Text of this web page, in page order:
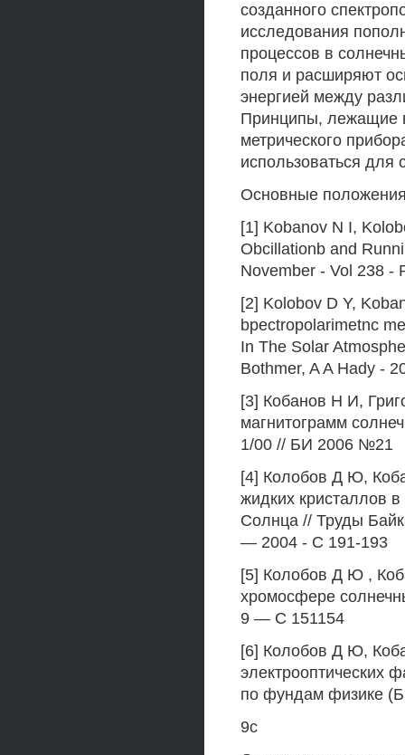
созданного
исследования
процессов в
поля и расширяют
энергией между
Принципы, лежащие
метрического
использоваться для
Основные
[1] Kobanov N I,
Obcillationb and
November - Vol 238 -
[2] Kolobov D Y,
bpectropolarimetnc
In The Solar
Bothmer, A A Hady -
[3] Кобанов Н И,
магнитограмм
1/00 // БИ 2006 №21
[4] Колобов Д Ю,
жидких кристаллов
Солнца // Труды
— 2004 - С 191-193
[5] Колобов Д Ю ,
хромосфере
9 — С 151154
[6] Колобов Д Ю,
электрооптических
по фундам физике
9с